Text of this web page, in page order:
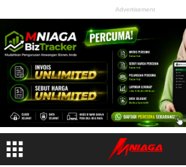
Advertisement